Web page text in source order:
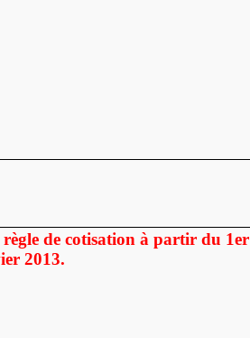
règle de cotisation à partir du 1er
2013.